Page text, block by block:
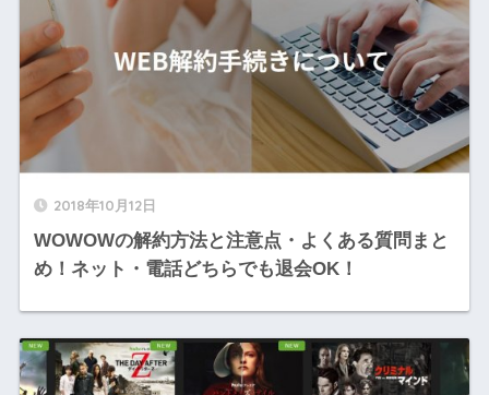
2018年10月12日
WOWOWの解約方法と注意点・よくある質問まと
め！ネット・電話どちらでも退会OK！